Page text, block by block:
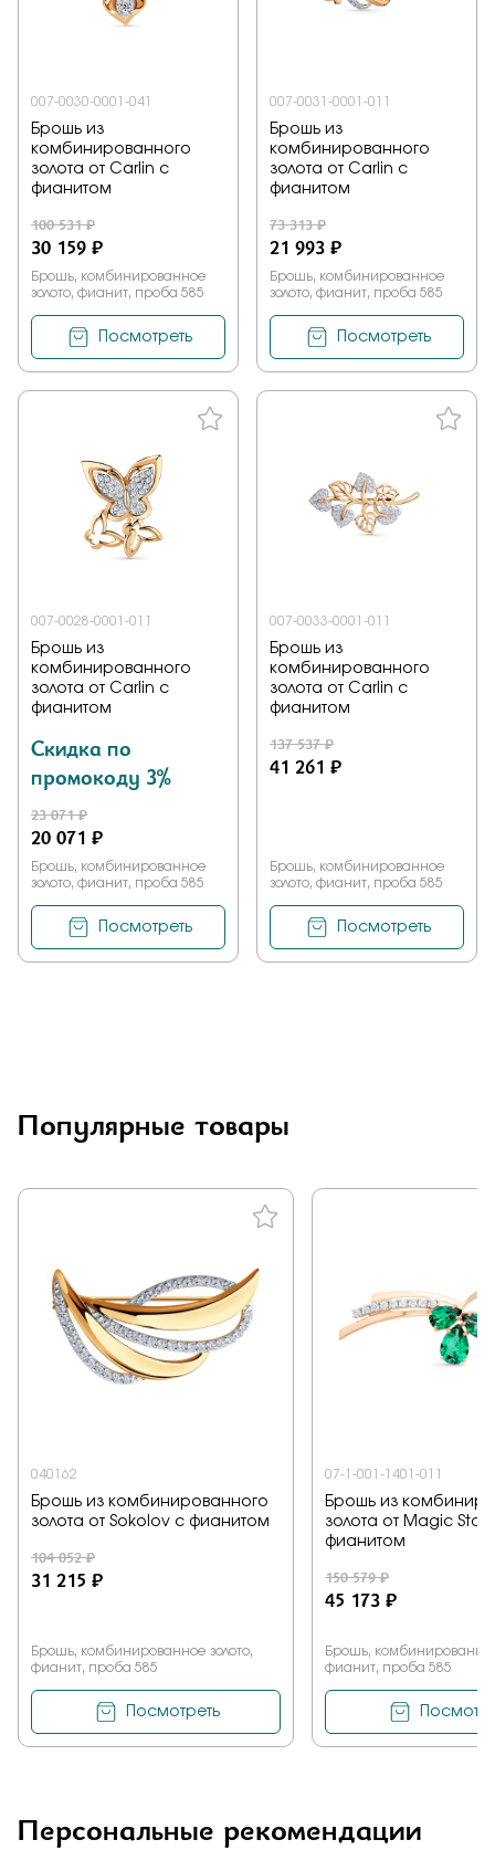
007-0030-0001-041
Брошь из
комбинированного
золота от Carlin с
фианитом
100 531 ₽
30 159 ₽
Брошь, комбинированное
золото, фианит, проба 585
Посмотреть
007-0031-0001-011
Брошь из
комбинированного
золота от Carlin с
фианитом
73 313 ₽
21 993 ₽
Брошь, комбинированное
золото, фианит, проба 585
Посмотреть
007-0028-0001-011
Брошь из
комбинированного
золота от Carlin с
фианитом
Скидка по
промокоду 3%
23 071 ₽
20 071 ₽
Брошь, комбинированное
золото, фианит, проба 585
Посмотреть
007-0033-0001-011
Брошь из
комбинированного
золота от Carlin с
фианитом
137 537 ₽
41 261 ₽
Брошь, комбинированное
золото, фианит, проба 585
Посмотреть
Популярные товары
040162
Брошь из комбинированного
золота от Sokolov с фианитом
104 052 ₽
31 215 ₽
Брошь, комбинированное золото,
фианит, проба 585
Посмотреть
07-1-001-1401-011
Брошь из
золота от Magic
фианитом
150 579 ₽
45 173 ₽
Брошь, комбинированное
фианит, проба 585
Персональные рекомендации
Заказать
Подтверждаю, что я ознакомлен и согласен с условиями
политики конфиденциальности
Отправить